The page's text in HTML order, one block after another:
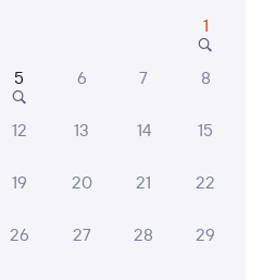
Маршрут
7,3
1
5 6 7 8
12 13 14 15
19 20 21 22
26 27 28 29